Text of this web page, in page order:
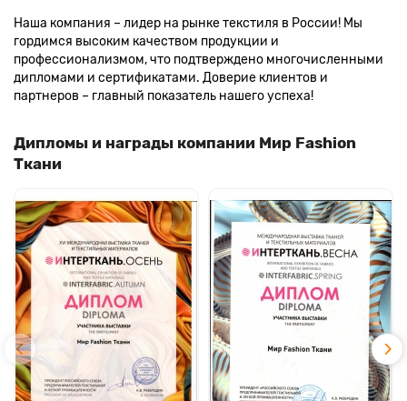
Наша компания – лидер на рынке текстиля в России! Мы
гордимся высоким качеством продукции и
профессионализмом, что подтверждено многочисленными
дипломами и сертификатами. Доверие клиентов и
партнеров – главный показатель нашего успеха!
Дипломы и награды компании Мир Fashion
Ткани